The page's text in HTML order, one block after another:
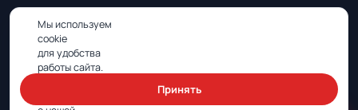
Вакантные места для приёма
Международное сотрудничество
Организация питания
Мы используем
cookie
для удобства
работы сайта.
Принять